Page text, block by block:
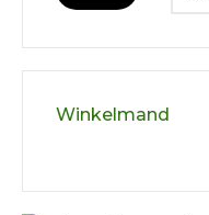
Winkelmand